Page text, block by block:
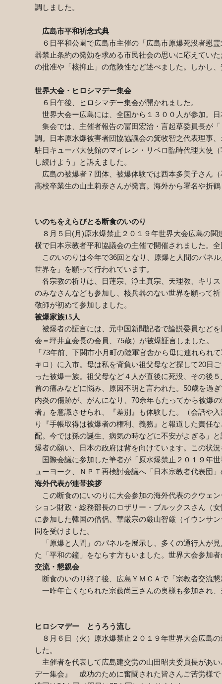
調しました。
広島市平和祈念式典
６日平和公園で広島市主催の「広島市原爆死没者慰
器禁止条約の発効を求める市民社会の思いに応えてい
の批准や「核抑止」の危険性など述べました。しかし
世界大会・ヒロシマデー集会
６日午後、ヒロシマデー集会が開かれました。
世界大会ー広島には、全国から１３００人が参加。
集会では、主催者報告の冨田宏治・言起草委員長が
調。日本原水爆被害者団協協議会の箕牧智之代表理事
駐日キューバ大使館のマイレン・リベロ臨時代理大使
し続けよう」と訴えました。
広島の被爆者７団体、被爆体験では西本多美子さん
高校卒業生の山土莉奈さんが発言。海外から署名や折
いのちをえらびとる断食のいのり
８月５日(月)原水爆禁止２０１９年世界大会広島の
横で日本宗教者平和協議会の主催で開催されました。
このいのりは今年で36回となり、原爆と人間のパネ
世界を」を願って行われています。
各宗教の祈りは、日蓮宗、浄土真宗、天理教、キリ
のみなさんなども参加し、核兵器のない世界を願って
敬師が初めて参加しました。
被爆家族15 人
被爆者の証言には、元中国新聞記者で論説委員など
会＝坪井直会長の会員、 75歳）が被爆証言しました。
「73年前、下関市小月町の陸軍官舎から母に連れられ
キロ）に入市。母は私を背負い祖父母など探して20日
った被爆一族。祖父母など４人が直後に死没、その後
首の痛みなどに悩み、原因不明と言われた。 50歳を過
内炎の傷跡が、がんになり、 70余年もたってから被爆
者』を意識させられ、『差別』も体験した。（会話や
り『手帳取得は被爆者の権利、義務』と報道した責任
配。今では孫の誕生、病気の時などに不安がよぎる」
爆者の願い、日本の政府は背を向けています。この状
国際会議に参加した筆者が「原水爆禁止２０１９年
ューヨーク、ＮＰＴ再検討会議へ「日本宗教者代表団
海外代表が連帯挨拶
この断食のにいのりに大会参加の海外代表のクウェ
ション財政・総務部長のロザリー・ブルックスさん（
に参加した韓国の僧侶、華厳宗の厳山智厳（イウンサ
問を受けました。
「原爆と人間」のパネルを展示し、多くの通行人が
た「平和の鐘」をならす方もいました。世界大会参加
交流・懇親会
断食のいのり終了後、広島ＹＭＣＡで「宗教者交流
一昨年亡くなられた宗藤尚三さんの奥様も参加され
ヒロシマデー とうろう流し
８月６日（火）原水爆禁止２０１９年世界大会広島
した。
主催者を代表して広島建交労の山田昭夫委員長があ
デー集会』 成功のために奮闘された皆さんご苦労様